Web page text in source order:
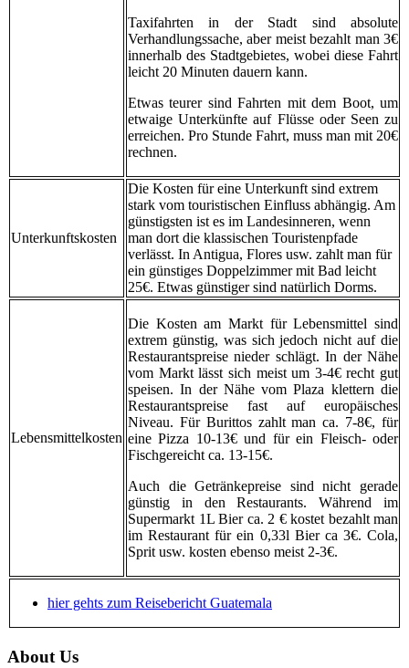
Taxifahrten in der Stadt sind absolute
Verhandlungssache, aber meist bezahlt man 3€
innerhalb des Stadtgebietes, wobei diese Fahrt
leicht 20 Minuten dauern kann.
Etwas teurer sind Fahrten mit dem Boot, um
etwaige Unterkünfte auf Flüsse oder Seen zu
erreichen. Pro Stunde Fahrt, muss man mit 20€
rechnen.
Unterkunftskosten
Die Kosten für eine Unterkunft sind extrem
stark vom touristischen Einfluss abhängig. Am
günstigsten ist es im Landesinneren, wenn
man dort die klassischen Touristenpfade
verlässt. In Antigua, Flores usw. zahlt man für
ein günstiges Doppelzimmer mit Bad leicht
25€. Etwas günstiger sind natürlich Dorms.
Lebensmittelkosten
Die Kosten am Markt für Lebensmittel sind
extrem günstig, was sich jedoch nicht auf die
Restaurantspreise nieder schlägt. In der Nähe
vom Markt lässt sich meist um 3-4€ recht gut
speisen. In der Nähe vom Plaza klettern die
Restaurantspreise fast auf europäisches
Niveau. Für Burittos zahlt man ca. 7-8€, für
eine Pizza 10-13€ und für ein Fleisch- oder
Fischgereicht ca. 13-15€.
Auch die Getränkepreise sind nicht gerade
günstig in den Restaurants. Während im
Supermarkt 1L Bier ca. 2 € kostet bezahlt man
im Restaurant für ein 0,33l Bier ca 3€. Cola,
Sprit usw. kosten ebenso meist 2-3€.
hier gehts zum Reisebericht Guatemala
About Us